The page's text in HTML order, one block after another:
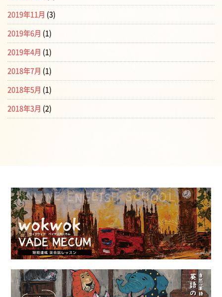
2019年11月 (3)
2019年6月 (1)
2019年4月 (1)
2018年7月 (1)
2018年5月 (1)
2018年3月 (2)